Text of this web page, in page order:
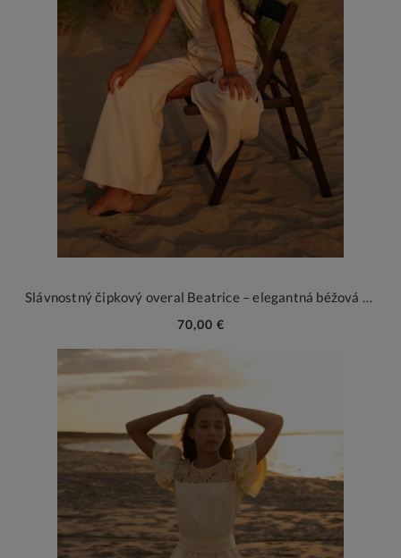
Slávnostný čipkový overal Beatrice – elegantná béžová princezná
70,00 €